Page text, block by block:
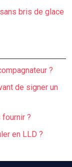
bris de glace
?
de signer un
?
en LLD ?